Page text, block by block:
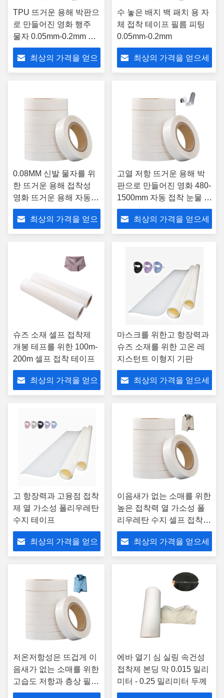
TPU 뜨거운 용해 박판으
로 만들어진 영화 행주
물자 0.05mm-0.2mm 간
격
최상의 가격을 얻으
수 놓은 배지 백 패치 용 자
체 접착 테이프 필름 피팅
0.05mm-0.2mm
최상의 가격을 얻으세
0.08MM 신발 물자를 위
한 뜨거운 용해 접착성
영화 뜨거운 용해 자동
접착 테이프
최상의 가격을 얻으
고열 저항 뜨거운 용해 박
판으로 만들어진 영화 480-
1500mm 자동 접착 눈물 테
이프
최상의 가격을 얻으세
슈즈 소재 셀프 접착제
개봉 테프를 위한 100m-
200m 셀프 접착 테이프
최상의 가격을 얻으
마스크를 위한고 항장력과
슈즈 소재를 위한 고온 레
지스턴트 이형지 기판
최상의 가격을 얻으세
고 항장력과 고융점 접착
제 열 가소성 폴리우레탄
수지 테이프
최상의 가격을 얻으
이음새가 없는 소매를 위한
높은 접착력 열 가소성 폴
리우레탄 수지 셀프 접착제
테이프 반투명
최상의 가격을 얻으세
저온저항성은 뜨겁게 이
음새가 없는 소매를 위한
고습도 저항과 층상 필름
을 녹입니다
에바 열기 심 실링 속건성
접착제 본딩 막 0.015 밀리
미터 - 0.25 밀리미터 두께